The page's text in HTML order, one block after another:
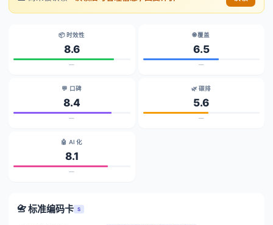
📦 时效性
8.6
—
🌐 覆盖
6.5
—
💬 口碑
8.4
—
🌿 碳排
5.6
—
🤖 AI 化
8.1
—
📇 标准编码卡 S